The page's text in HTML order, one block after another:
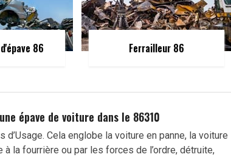
86 Ferrailleur 86
épave de voiture dans le 86310
d’Usage. Cela englobe la voiture en panne, la voiture
la fourrière ou par les forces de l’ordre, détruite,